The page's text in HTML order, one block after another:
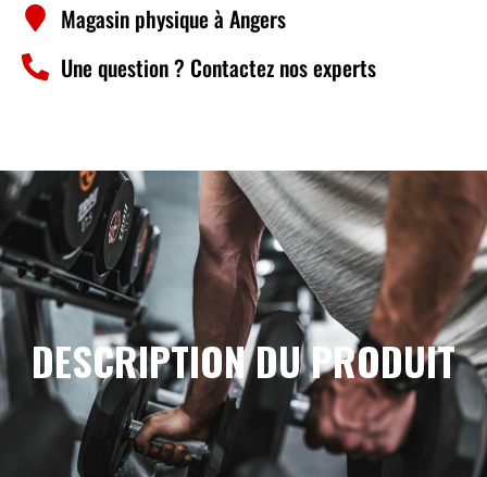
Magasin physique à Angers
Une question ? Contactez nos experts
DESCRIPTION DU PRODUIT